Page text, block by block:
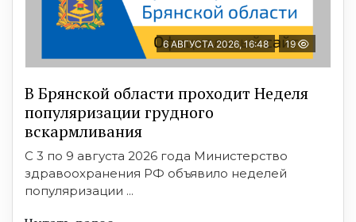
6 АВГУСТА 2026, 16:48 19
В Брянской области проходит Неделя
популяризации грудного
вскармливания
С 3 по 9 августа 2026 года Министерство
здравоохранения РФ объявило неделей
популяризации ...